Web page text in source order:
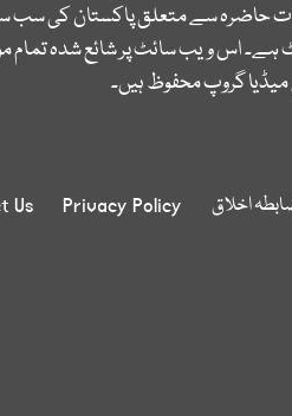
حاضرہ سے متعلق پاکستان کی سب
اس ویب سائٹ پر شائع شدہ تمام
گروپ محفوظ ہیں۔
اخلاق Privacy Policy
Us